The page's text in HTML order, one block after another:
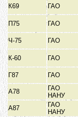
К69 ГАО
П75
ГАО
Ч-75
ГАО
К-60
ГАО
Г87
ГАО
А78
ГАО
НАНУ
А87
ГАО
НАНУ